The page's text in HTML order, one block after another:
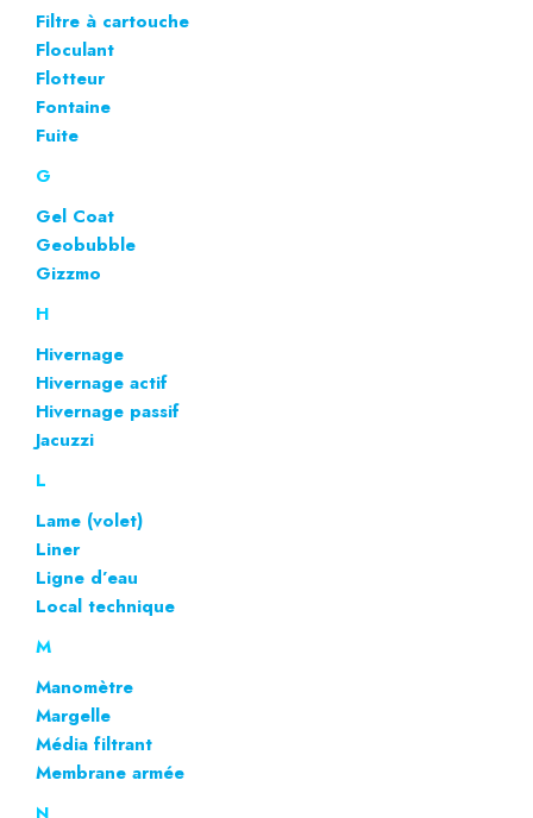
Filtre à cartouche
Floculant
Flotteur
Fontaine
Fuite
G
Gel Coat
Geobubble
Gizzmo
H
Hivernage
Hivernage actif
Hivernage passif
Jacuzzi
L
Lame (volet)
Liner
Ligne d’eau
Local technique
M
Manomètre
Margelle
Média filtrant
Membrane armée